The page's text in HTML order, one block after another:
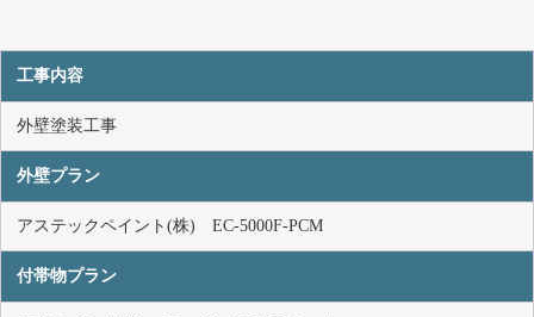
工事内容
外壁塗装工事
外壁プラン
アステックペイント(株) EC-5000F-PCM
付帯物プラン